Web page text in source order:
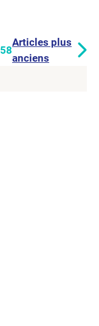
58
Articles plus
anciens